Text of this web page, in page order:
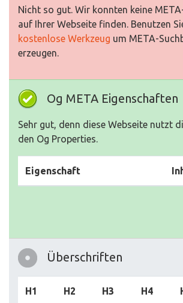
Nicht so gut. Wir konnten keine
auf Ihrer Webseite finden. Benutzen
kostenlose Werkzeug um META-
erzeugen.
Og META Eigenschaften
Sehr gut, denn diese Webseite nutzt
den Og Properties.
Eigenschaft
Überschriften
H1 H2 H3 H4